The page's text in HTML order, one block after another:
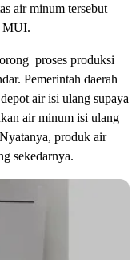
air minum tersebut
MUI.
proses produksi
Pemerintah daerah
air isi ulang supaya
air minum isi ulang
produk air
sekedarnya.